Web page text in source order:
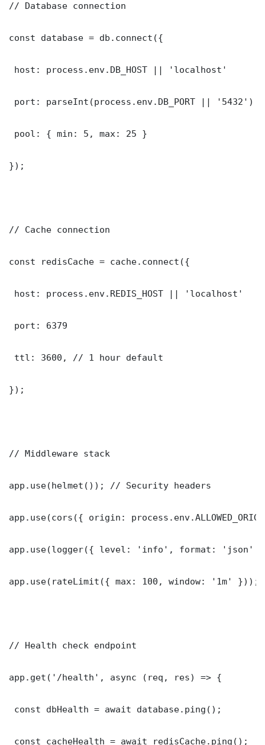
// Database connection
const database = db.connect({
host: process.env.DB_HOST || 'localhost'
port: parseInt(process.env.DB_PORT || '5432')
pool: { min: 5, max: 25 }
});
// Cache connection
const redisCache = cache.connect({
host: process.env.REDIS_HOST || 'localhost'
port: 6379
ttl: 3600, // 1 hour default
});
// Middleware stack
app.use(helmet()); // Security headers
app.use(cors({ origin:
app.use(logger({ level: 'info', format: 'json'
app.use(rateLimit({ max: 100, window: '1m' }));
// Health check endpoint
app.get('/health', async (req, res) => {
const dbHealth = await database.ping();
const cacheHealth = await redisCache.ping();